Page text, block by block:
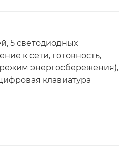
5 светодиодных
к сети, готовность,
энергосбережения),
клавиатура